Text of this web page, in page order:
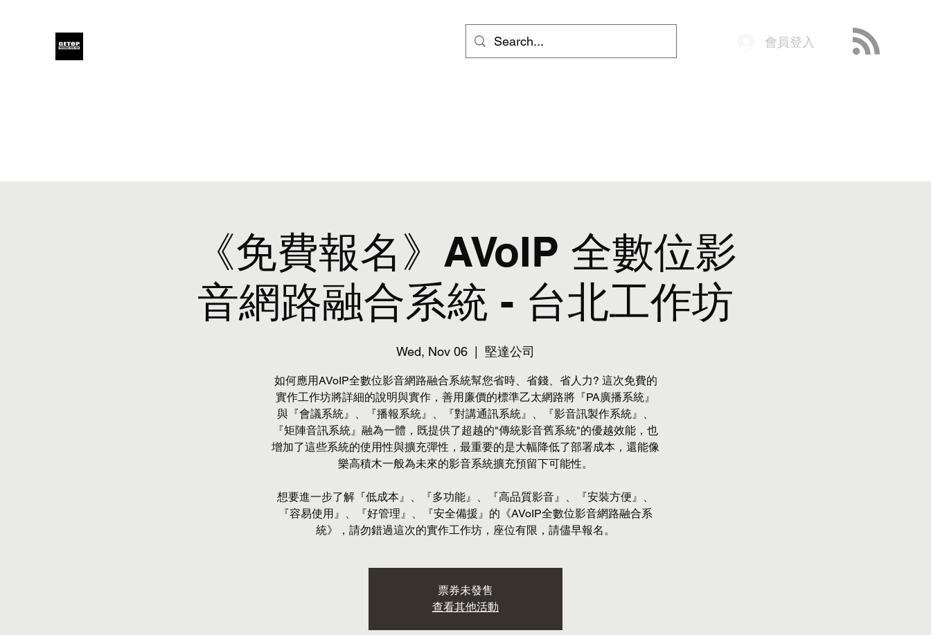
會員登入
《免費報名》AVoIP 全數位影
音網路融合系統 - 台北工作坊
Wed, Nov 06 堅達公司
如何應用AVoIP全數位影音網路融合系統幫您省時、省錢、省人力? 這次免費的
實作工作坊將詳細的說明與實作，善用廉價的標準乙太網路將『PA廣播系統』
與『會議系統』、『播報系統』、『對講通訊系統』、『影音訊製作系統』、
『矩陣音訊系統』融為一體，既提供了超越的"傳統影音舊系統"的優越效能，也
增加了這些系統的使用性與擴充彈性，最重要的是大幅降低了部署成本，還能像
樂高積木一般為未來的影音系統擴充預留下可能性。
想要進一步了解『低成本』、『多功能』、『高品質影音』、『安裝方便』、
『容易使用』、『好管理』、『安全備援』的《AVoIP全數位影音網路融合系
統》，請勿錯過這次的實作工作坊，座位有限，請儘早報名。
票券未發售
查看其他活動